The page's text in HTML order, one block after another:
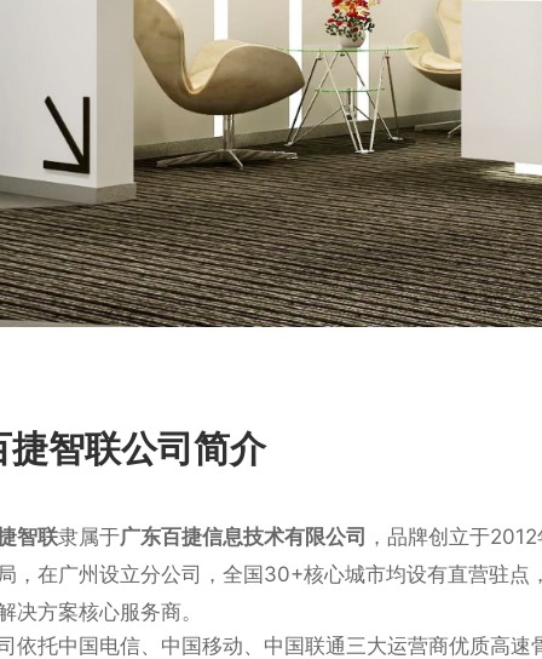
智联隶属于广东百捷信息技术有限公司 ，品牌创立于
，在广州设立分公司，全国30+核心城市均设有直营驻
决方案核心服务商。
依托中国电信、中国移动、中国联通三大运营商优质高
捷智联公司简介